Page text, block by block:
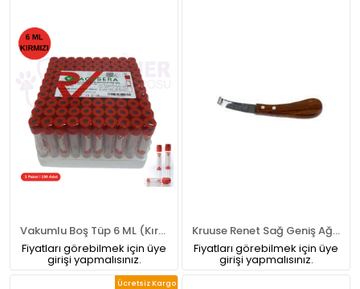
Vakumlu Boş Tüp 6 ML (Kırmızı Kapak) 100'lü Paket
Fiyatları görebilmek için üye
girişi yapmalısınız.
Kruuse Renet Sağ Geniş Ağızlı
Fiyatları görebilmek için üye
girişi yapmalısınız.
Ücretsiz Kargo